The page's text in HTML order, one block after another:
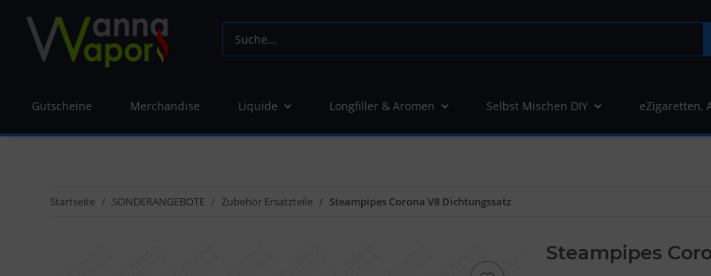
Gutscheine Merchandise Liquide Longfiller & Aromen Selbst Mischen DIY eZigaretten,
Startseite SONDERANGEBOTE Zubehör Ersatzteile Steampipes Corona V8 Dichtungssatz
Steampipes